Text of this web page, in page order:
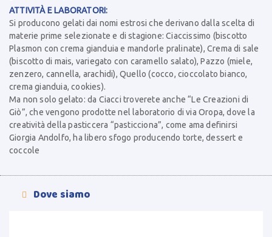
ATTIVITÀ E LABORATORI:
Si producono gelati dai nomi estrosi che derivano dalla scelta di
materie prime selezionate e di stagione: Ciaccissimo (biscotto
Plasmon con crema gianduia e mandorle pralinate), Crema di sale
(biscotto di mais, variegato con caramello salato), Pazzo (miele,
zenzero, cannella, arachidi), Quello (cocco, cioccolato bianco,
crema gianduia, cookies).
Ma non solo gelato: da Ciacci troverete anche “Le Creazioni di
Giò”, che vengono prodotte nel laboratorio di via Oropa, dove la
creatività della pasticcera “pasticciona”, come ama definirsi
Giorgia Andolfo, ha libero sfogo producendo torte, dessert e
coccole
 Dove siamo